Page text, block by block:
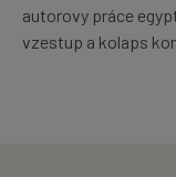
autorovy práce
vzestup a kolaps